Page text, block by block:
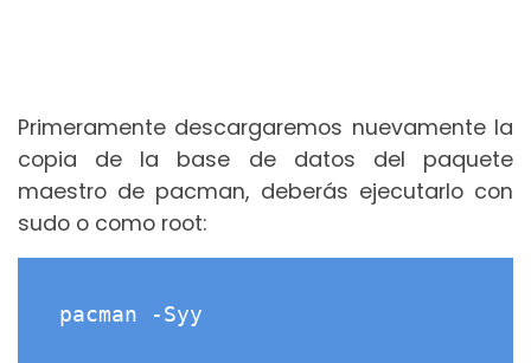
Primeramente descargaremos nuevamente la
copia de la base de datos del paquete
maestro de pacman, deberás ejecutarlo con
sudo o como root:
pacman -Syy